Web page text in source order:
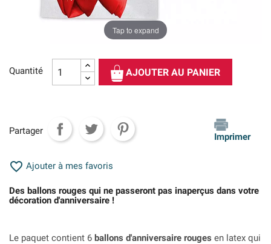
Tap to expand
Quantité AJOUTER AU PANIER
Partager
Imprimer
 Ajouter à mes favoris
Des ballons rouges qui ne passeront pas inaperçus dans votre
décoration d'anniversaire !
Le paquet contient 6 ballons d'anniversaire rouges en latex qui